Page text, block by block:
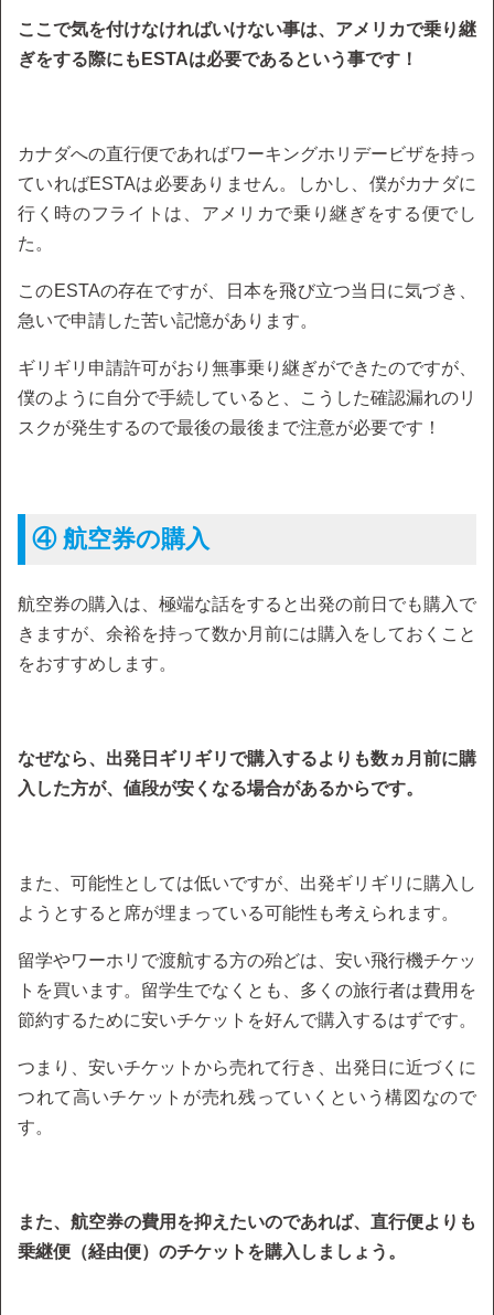
ここで気を付けなければいけない事は、アメリカで乗り継
ぎをする際にもESTAは必要であるという事です！
カナダへの直行便であればワーキングホリデービザを持っ
ていればESTAは必要ありません。しかし、僕がカナダに
行く時のフライトは、アメリカで乗り継ぎをする便でし
た。
このESTAの存在ですが、日本を飛び立つ当日に気づき、
急いで申請した苦い記憶があります。
ギリギリ申請許可がおり無事乗り継ぎができたのですが、
僕のように自分で手続していると、こうした確認漏れのリ
スクが発生するので最後の最後まで注意が必要です！
④ 航空券の購入
航空券の購入は、極端な話をすると出発の前日でも購入で
きますが、余裕を持って数か月前には購入をしておくこと
をおすすめします。
なぜなら、出発日ギリギリで購入するよりも数ヵ月前に購
入した方が、値段が安くなる場合があるからです。
また、可能性としては低いですが、出発ギリギリに購入し
ようとすると席が埋まっている可能性も考えられます。
留学やワーホリで渡航する方の殆どは、安い飛行機チケッ
トを買います。留学生でなくとも、多くの旅行者は費用を
節約するために安いチケットを好んで購入するはずです。
つまり、安いチケットから売れて行き、出発日に近づくに
つれて高いチケットが売れ残っていくという構図なので
す。
また、航空券の費用を抑えたいのであれば、直行便よりも
乗継便（経由便）のチケットを購入しましょう。